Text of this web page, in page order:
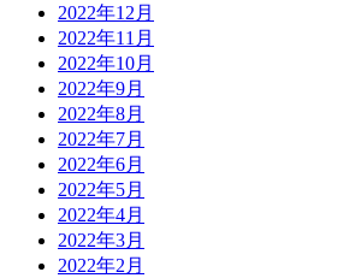
2022年12月
2022年11月
2022年10月
2022年9月
2022年8月
2022年7月
2022年6月
2022年5月
2022年4月
2022年3月
2022年2月